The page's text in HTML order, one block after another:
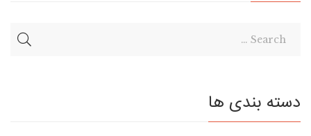
دسته بندی ها